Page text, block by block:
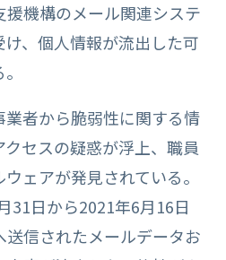
機構のメール関連システ
、個人情報が流出した可
者から脆弱性に関する情
セスの疑惑が浮上、職員
ェアが発見されている。
31日から2021年6月16日
送信されたメールデータお